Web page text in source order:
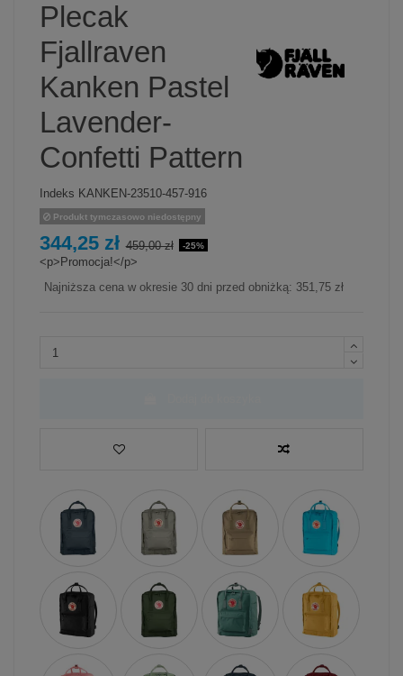
Plecak
Fjallraven
Kanken Pastel
Lavender-
Confetti Pattern
Indeks KANKEN-23510-457-916
Produkt tymczasowo niedostępny
344,25 zł 459,00 zł -25%
<p>Promocja!</p>
Najniższa cena w okresie 30 dni przed obniżką: 351,75 zł